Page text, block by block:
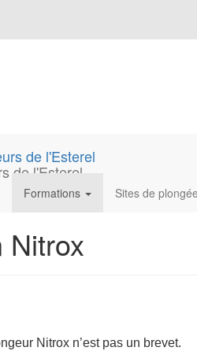
de l'Esterel
Formations Sites de
Nitrox
Nitrox n’est pas un brevet.